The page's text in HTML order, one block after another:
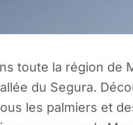
toute la région de
du Segura.
les palmiers et